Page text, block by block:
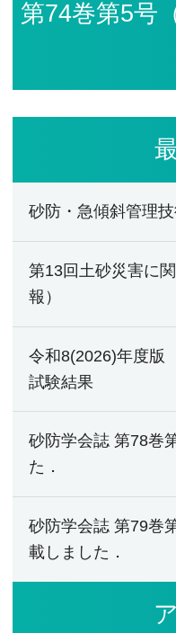
第74巻第5号
砂防・急傾斜管理
第13回土砂災害に
報）
令和8(2026)年度版
試験結果
砂防学会誌 第78巻
た．
砂防学会誌 第79巻
載しました．